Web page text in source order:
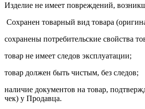
Изделие не имеет повреждений,
Сохранен товарный вид товара
сохранены потребительские свойства
товар не имеет следов эксплуатации;
товар должен быть чистым, без следов;
наличие документов на товар,
чек) у Продавца.